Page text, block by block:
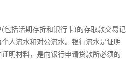
包括活期存折和银行卡)的存取款交易记
人流水和对公流水。银行流水是证明
明材料，是向银行申请贷款所必须的